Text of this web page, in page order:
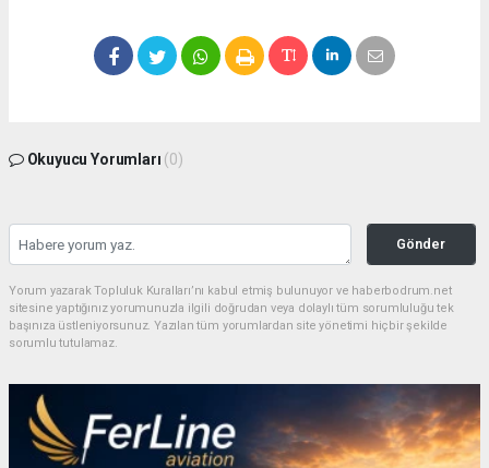
Okuyucu Yorumları (0)
Gönder
Yorum yazarak Topluluk Kuralları’nı kabul etmiş bulunuyor ve haberbodrum.net
sitesine yaptığınız yorumunuzla ilgili doğrudan veya dolaylı tüm sorumluluğu tek
başınıza üstleniyorsunuz. Yazılan tüm yorumlardan site yönetimi hiçbir şekilde
sorumlu tutulamaz.